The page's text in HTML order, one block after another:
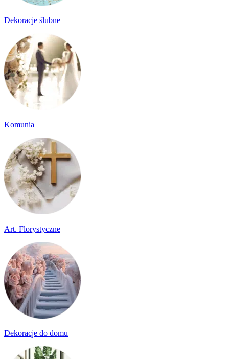
Dekoracje ślubne
Komunia
Art. Florystyczne
Dekoracje do domu